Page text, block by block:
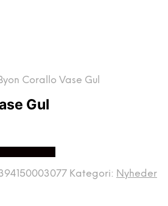
Corallo Vase Gul
Gul
Kategori: Nyheder